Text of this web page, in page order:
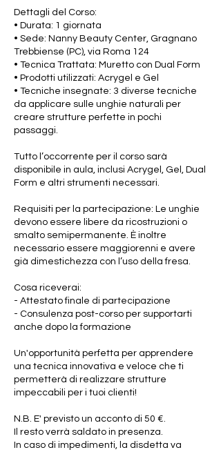
Dettagli del Corso:
• Durata: 1 giornata
• Sede: Nanny Beauty Center, Gragnano
Trebbiense (PC), via Roma 124
• Tecnica Trattata: Muretto con Dual Form
• Prodotti utilizzati: Acrygel e Gel
• Tecniche insegnate: 3 diverse tecniche
da applicare sulle unghie naturali per
creare strutture perfette in pochi
passaggi.
Tutto l’occorrente per il corso sarà
disponibile in aula, inclusi Acrygel, Gel, Dual
Form e altri strumenti necessari.
Requisiti per la partecipazione: Le unghie
devono essere libere da ricostruzioni o
smalto semipermanente. È inoltre
necessario essere maggiorenni e avere
già dimestichezza con l’uso della fresa.
Cosa riceverai:
- Attestato finale di partecipazione
- Consulenza post-corso per supportarti
anche dopo la formazione
Un'opportunità perfetta per apprendere
una tecnica innovativa e veloce che ti
permetterà di realizzare strutture
impeccabili per i tuoi clienti!
N.B. E' previsto un acconto di 50 €.
Il resto verrà saldato in presenza.
In caso di impedimenti, la disdetta va